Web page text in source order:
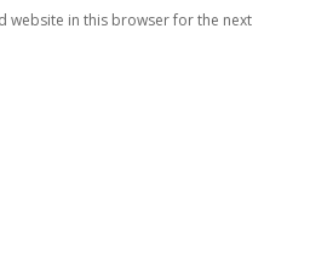
website in this browser for the next